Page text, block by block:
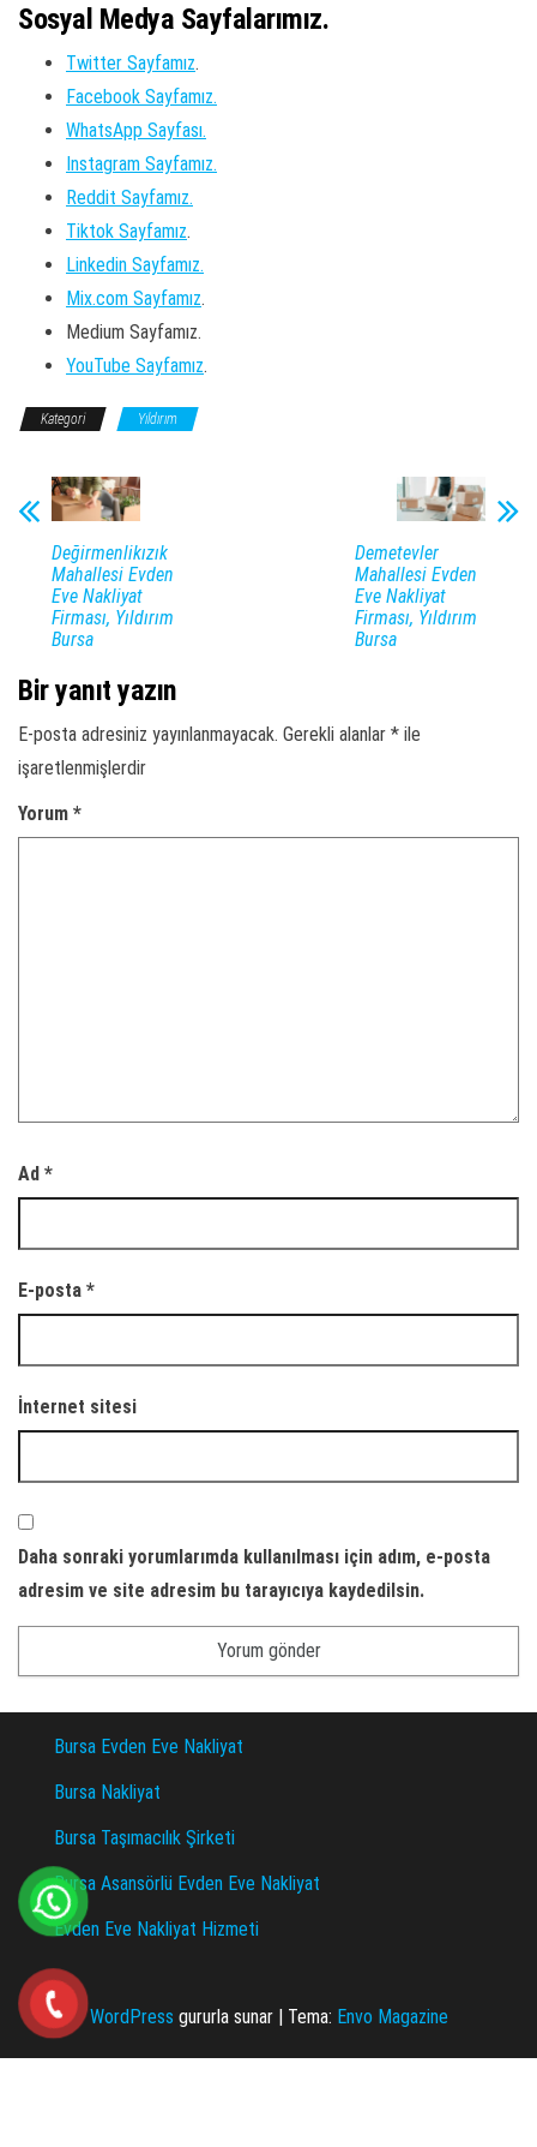
Sosyal Medya Sayfalarımız.
Twitter Sayfamız.
Facebook Sayfamız.
WhatsApp Sayfası.
Instagram Sayfamız.
Reddit Sayfamız.
Tiktok Sayfamız.
Linkedin Sayfamız.
Mix.com Sayfamız.
Medium Sayfamız.
YouTube Sayfamız.
Kategori Yıldırım
Değirmenlikızık
Mahallesi Evden
Eve Nakliyat
Firması, Yıldırım
Bursa
Demetevler
Mahallesi Evden
Eve Nakliyat
Firması, Yıldırım
Bursa
Bir yanıt yazın
E-posta adresiniz yayınlanmayacak. Gerekli alanlar * ile
işaretlenmişlerdir
Yorum *
Ad *
E-posta *
İnternet sitesi
Daha sonraki yorumlarımda kullanılması için adım, e-posta
adresim ve site adresim bu tarayıcıya kaydedilsin.
Bursa Evden Eve Nakliyat
Bursa Nakliyat
Bursa Taşımacılık Şirketi
Bursa Asansörlü Evden Eve Nakliyat
Evden Eve Nakliyat Hizmeti
WordPress gururla sunar | Tema: Envo Magazine